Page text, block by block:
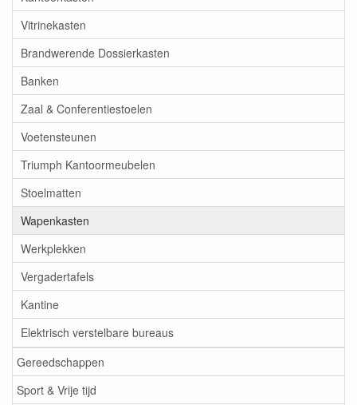
Vitrinekasten
Brandwerende Dossierkasten
Banken
Zaal & Conferentiestoelen
Voetensteunen
Triumph Kantoormeubelen
Stoelmatten
Wapenkasten
Werkplekken
Vergadertafels
Kantine
Elektrisch verstelbare bureaus
Gereedschappen
Sport & Vrije tijd